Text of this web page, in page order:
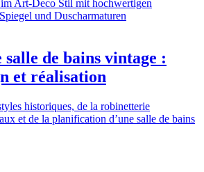
de bains vintage :
et réalisation
historiques, de la robinetterie
et de la planification d’une salle de bains